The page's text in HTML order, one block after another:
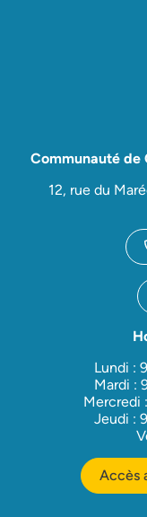
Communauté de
12, rue du
Lundi :
Mardi :
Mercredi
Jeudi :
Accès